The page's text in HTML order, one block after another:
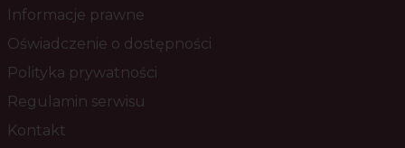
Informacje prawne
Oświadczenie o dostępności
Polityka prywatności
Regulamin serwisu
Kontakt